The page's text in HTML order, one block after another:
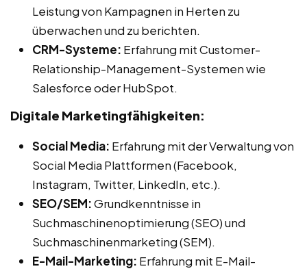
Leistung von Kampagnen in Herten zu
überwachen und zu berichten.
CRM-Systeme: Erfahrung mit Customer-
Relationship-Management-Systemen wie
Salesforce oder HubSpot.
Digitale Marketingfähigkeiten:
Social Media: Erfahrung mit der Verwaltung von
Social Media Plattformen (Facebook,
Instagram, Twitter, LinkedIn, etc.).
SEO/SEM:Grundkenntnisse in
Suchmaschinenoptimierung (SEO) und
Suchmaschinenmarketing (SEM).
E-Mail-Marketing: Erfahrung mit E-Mail-